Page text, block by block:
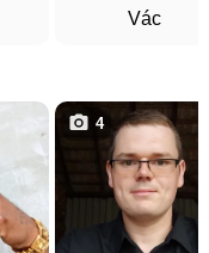
Vác
4